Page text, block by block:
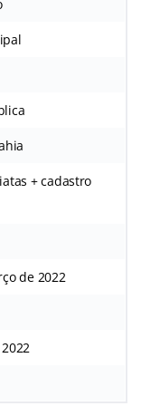
+ cadastro
de 2022